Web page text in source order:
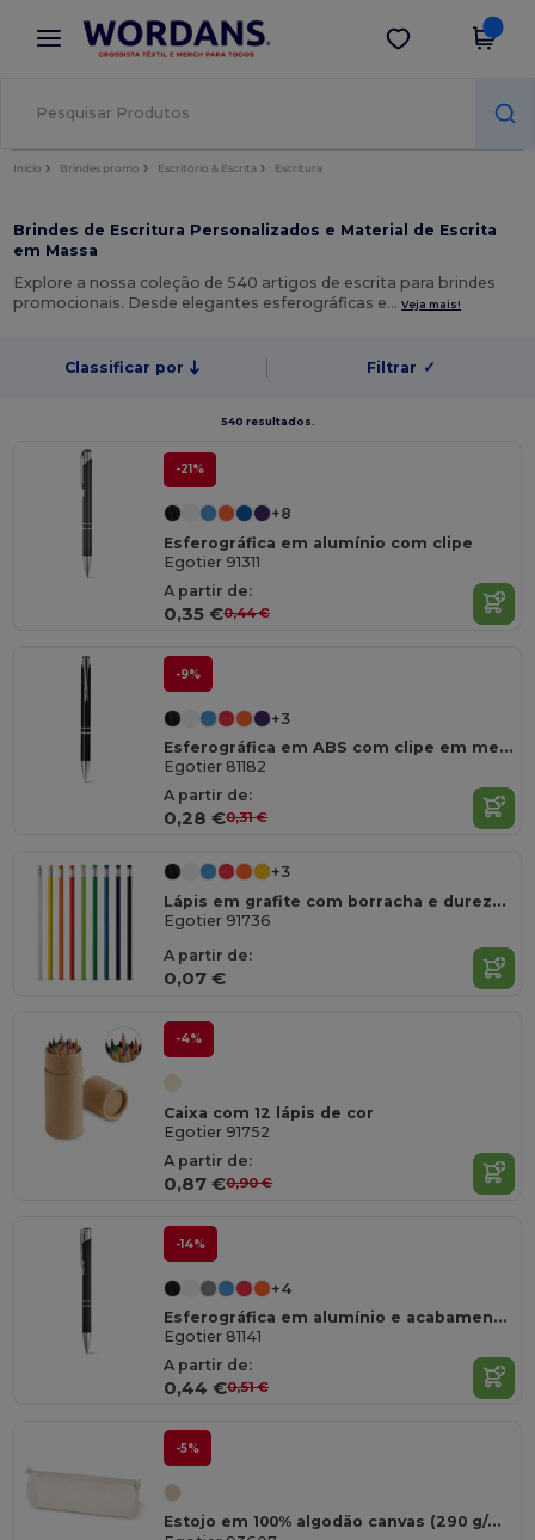
× App Wordans
Melhores preços na app!
Obter app
Início Brindes promo Escritório & Escrita Escritura
Brindes de Escritura Personalizados e Material de Escrita
em Massa
Explore a nossa coleção de 540 artigos de escrita para brindes
promocionais. Desde elegantes esferográficas e…Veja mais!
Classificar por Filtrar ✓
540 resultados.
-21%
+8
Esferográfica em alumínio com clipe
Egotier 91311
A partir de:
0,35 €0,44 €
-9%
+3
Esferográfica em ABS com clipe em metal
Egotier 81182
A partir de:
0,28 €0,31 €
+3
Lápis em grafite com borracha e dureza HB
Egotier 91736
A partir de:
0,07 €
-4%
Caixa com 12 lápis de cor
Egotier 91752
A partir de:
0,87 €0,90 €
-14%
+4
Esferográfica em alumínio e acabamento em borracha
Egotier 81141
A partir de:
0,44 €0,51 €
-5%
Estojo em 100% algodão canvas (290 g/m²) com design cilíndrico